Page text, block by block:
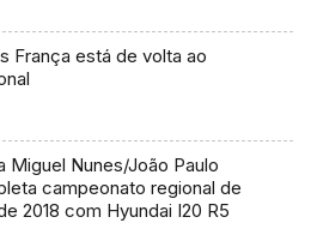
França está de volta ao
Miguel Nunes/João Paulo
campeonato regional de
2018 com Hyundai I20 R5